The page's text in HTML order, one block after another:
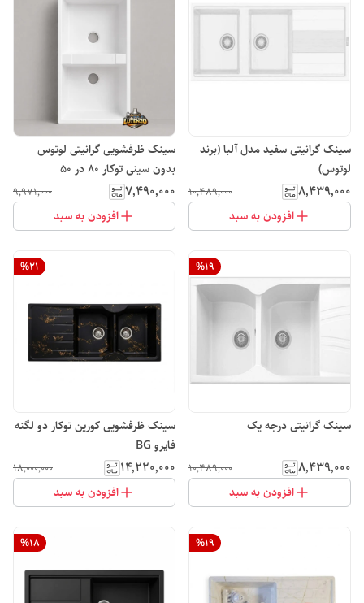
سینک گرانیتی سفید مدل آلبا (برند
لوتوس)
۸٬۴۳۹٬۰۰۰ ۱۰٬۴۸۹٬۰۰۰
افزودن به سبد
سینک ظرفشویی گرانیتی لوتوس
بدون سینی توکار 80 در 50
۷٬۴۹۰٬۰۰۰ ۹٬۹۷۱٬۰۰۰
افزودن به سبد
%19
سینک گرانیتی درجه یک
۸٬۴۳۹٬۰۰۰ ۱۰٬۴۸۹٬۰۰۰
افزودن به سبد
%21
سینک ظرفشویی کورین توکار دو لگنه
فایرو BG
۱۴٬۲۲۰٬۰۰۰ ۱۸٬۰۰۰٬۰۰۰
افزودن به سبد
%19
%18